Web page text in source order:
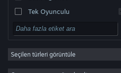
© Valve Corporation. Tüm hakları saklıdır. Tüm ticari
markalar, ABD ve diğer ülkelerde ilgili sahiplerinin
mülkiyetindedir.Gizlilik Politikası|Yasal Bilgi|
Erişilebilirlik|Steam Abonelik Sözleşmesi
Çerezler
Tek Oyunculu
Simülasyon
RYO
Strateji
2D
Seçilen türleri görüntüle